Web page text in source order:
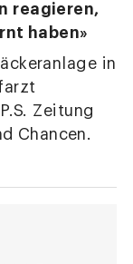
reagieren,
haben»
in
Zeitung
Chancen.